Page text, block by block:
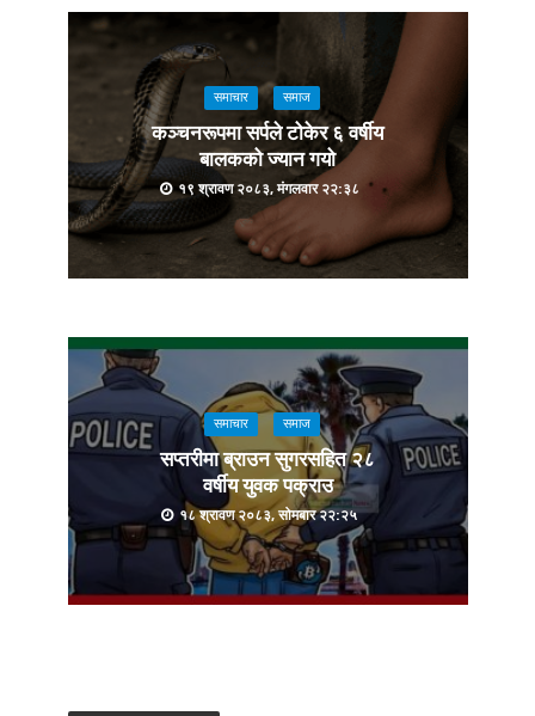
समाचार समाज
कञ्चनरूपमा सर्पले टोकेर ६ वर्षीय
बालकको ज्यान गयो
१९ श्रावण २०८३, मंगलवार २२:३८
समाचार समाज
सप्तरीमा ब्राउन सुगरसहित २८
वर्षीय युवक पक्राउ
१८ श्रावण २०८३, सोमबार २२:२५